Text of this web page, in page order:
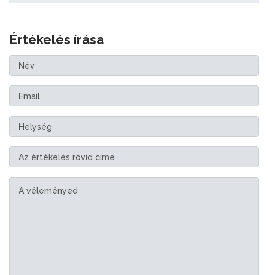
Értékelés írása